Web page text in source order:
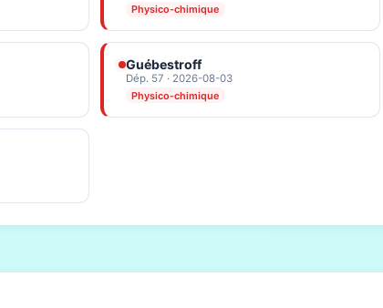
Physico-chimique
Guébestroff
Dép. 57 · 2026-08-03
Physico-chimique